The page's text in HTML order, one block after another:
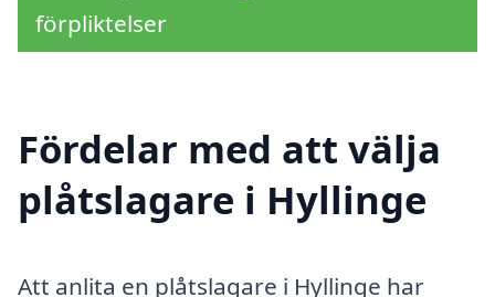
förpliktelser
Fördelar med att välja
plåtslagare i Hyllinge
Att anlita en plåtslagare i Hyllinge har